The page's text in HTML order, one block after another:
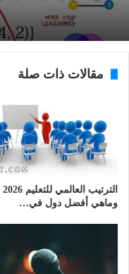
مقالات ذات صلة
الترتيب العالمي للتعليم 2026
وماهي أفضل دول في…